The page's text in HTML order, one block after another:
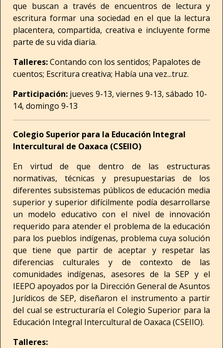
que buscan a través de encuentros de lectura y
escritura formar una sociedad en el que la lectura
placentera, compartida, creativa e incluyente forme
parte de su vida diaria.
Talleres:Contando con los sentidos; Papalotes de
cuentos; Escritura creativa; Había una vez...truz.
Participación: jueves 9-13, viernes 9-13, sábado 10-
14, domingo 9-13
Colegio Superior para la Educación Integral
Intercultural de Oaxaca (CSEIIO)
En virtud de que dentro de las estructuras
normativas, técnicas y presupuestarias de los
diferentes subsistemas públicos de educación media
superior y superior difícilmente podía desarrollarse
un modelo educativo con el nivel de innovación
requerido para atender el problema de la educación
para los pueblos indígenas, problema cuya solución
que tiene que partir de aceptar y respetar las
diferencias culturales y de contexto de las
comunidades indígenas, asesores de la SEP y el
IEEPO apoyados por la Dirección General de Asuntos
Jurídicos de SEP, diseñaron el instrumento a partir
del cual se estructuraría el Colegio Superior para la
Educación Integral Intercultural de Oaxaca (CSEIIO).
Talleres: